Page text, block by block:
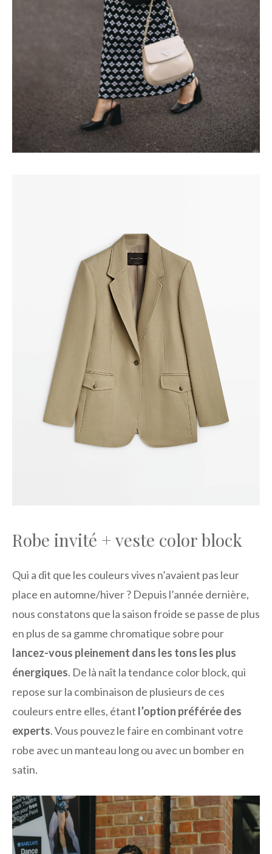
Robe invité + veste color block
Qui a dit que les couleurs vives n’avaient pas leur
place en automne/hiver ? Depuis l’année dernière,
nous constatons que la saison froide se passe de plus
en plus de sa gamme chromatique sobre pour
lancez-vous pleinement dans les tons les plus
énergiques. De là naît la tendance color block, qui
repose sur la combinaison de plusieurs de ces
couleurs entre elles, étant l’option préférée des
experts. Vous pouvez le faire en combinant votre
robe avec un manteau long ou avec un bomber en
satin.